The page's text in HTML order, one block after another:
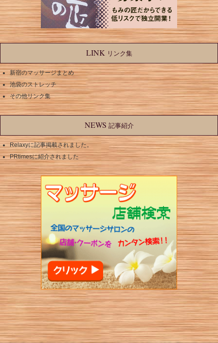
LINK リンク集
新宿のマッサージまとめ
池袋のストレッチ
その他リンク集
NEWS 記事紹介
Relaxyに記事掲載されました。
PRtimesに紹介されました